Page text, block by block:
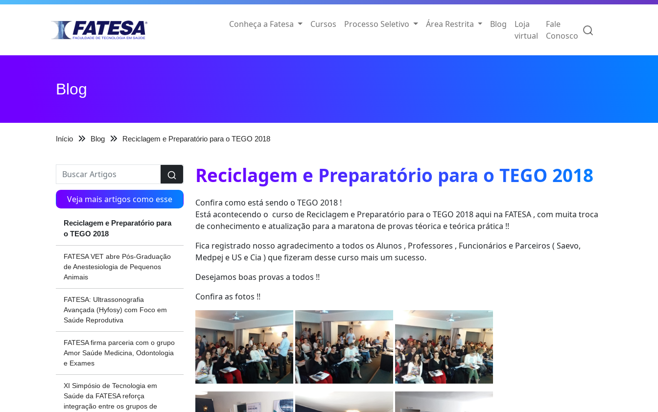
Conheça a Fatesa Cursos Processo Seletivo Área Restrita Blog
Loja
virtual
Fale
Conosco
Blog
Início Blog Reciclagem e Preparatório para o TEGO 2018
Veja mais artigos como esse
Reciclagem e Preparatório para
o TEGO 2018
FATESA VET abre Pós-Graduação
de Anestesiologia de Pequenos
Animais
FATESA: Ultrassonografia
Avançada (Hyfosy) com Foco em
Saúde Reprodutiva
FATESA firma parceria com o grupo
Amor Saúde Medicina, Odontologia
e Exames
XI Simpósio de Tecnologia em
Saúde da FATESA reforça
integração entre os grupos de
Reciclagem e Preparatório para o TEGO 2018
Confira como está sendo o TEGO 2018 !
Está acontecendo o curso de Reciclagem e Preparatório para o TEGO 2018 aqui na FATESA , com muita troca
de conhecimento e atualização para a maratona de provas téorica e teórica prática !!
Fica registrado nosso agradecimento a todos os Alunos , Professores , Funcionários e Parceiros ( Saevo,
Medpej e US e Cia ) que fizeram desse curso mais um sucesso.
Desejamos boas provas a todos !!
Confira as fotos !!